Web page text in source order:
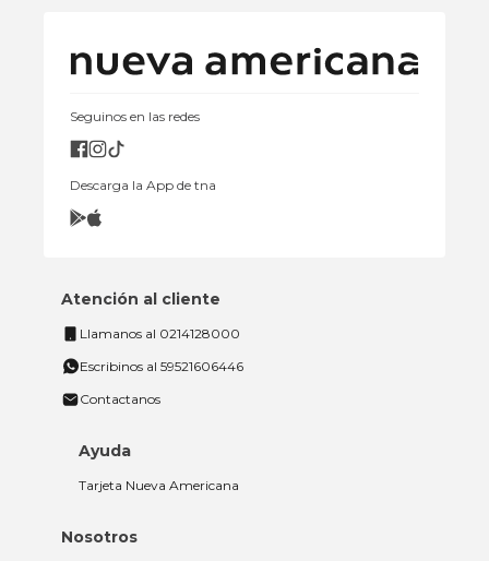
Seguinos en las redes
Descarga la App de tna
Atención al cliente
Llamanos al 0214128000
Escribinos al 59521606446
Contactanos
Ayuda
Tarjeta Nueva Americana
Nosotros